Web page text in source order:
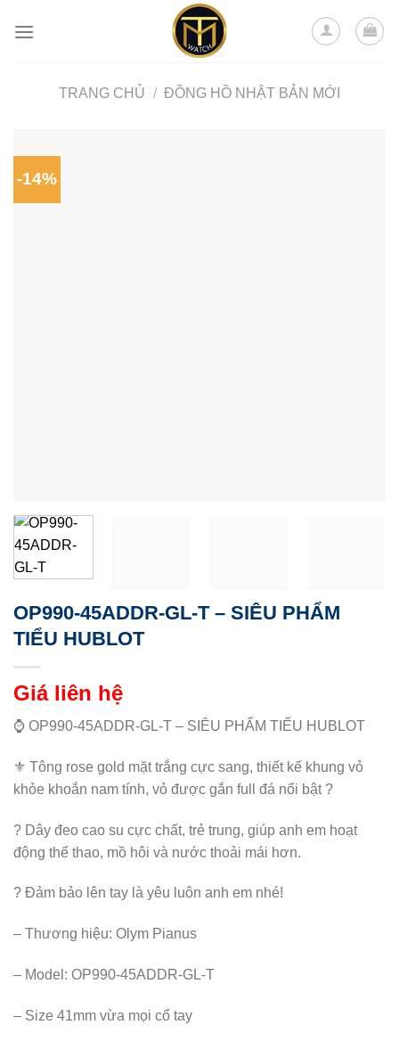
TRANG CHỦ / ĐỒNG HỒ NHẬT BẢN MỚI
-14%
OP990-45ADDR-GL-T – SIÊU PHẨM
TIỂU HUBLOT
Giá liên hệ
⌚️ OP990-45ADDR-GL-T – SIÊU PHẨM TIỂU HUBLOT
⚜️ Tông rose gold mặt trắng cực sang, thiết kế khung vỏ
khỏe khoắn nam tính, vỏ được gắn full đá nổi bật ?
? Dây đeo cao su cực chất, trẻ trung, giúp anh em hoạt
động thể thao, mồ hôi và nước thoải mái hơn.
? Đảm bảo lên tay là yêu luôn anh em nhé!
– Thương hiệu: Olym Pianus
– Model: OP990-45ADDR-GL-T
– Size 41mm vừa mọi cổ tay